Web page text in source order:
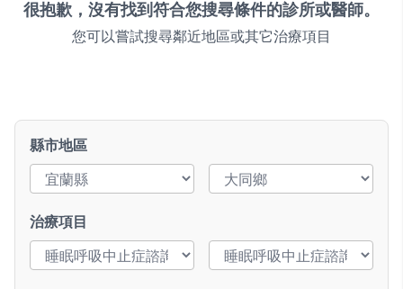
很抱歉，沒有找到符合您搜尋條件的診所或醫師。
您可以嘗試搜尋鄰近地區或其它治療項目
縣市地區
治療項目